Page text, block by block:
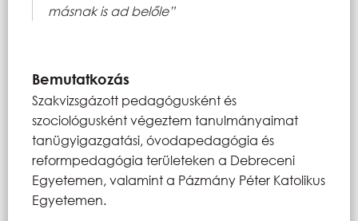
másnak is ad belőle”
Bemutatkozás
Szakvizsgázott pedagógusként és
szociológusként végeztem tanulmányaimat
tanügyigazgatási, óvodapedagógia és
reformpedagógia területeken a Debreceni
Egyetemen, valamint a Pázmány Péter Katolikus
Egyetemen.